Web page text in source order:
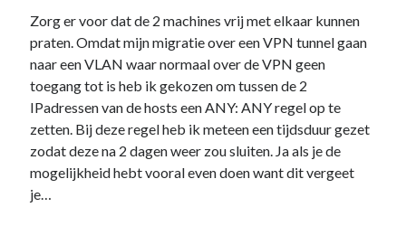
Duiken(7)
Games(1)
Tech(39)
3D Printen(2)
Google(2)
Chrome (1)
Drive(1)
Home Assistant(1)
Zorg er voor dat de 2 machines vrij met elkaar kunnen
praten. Omdat mijn migratie over een VPN tunnel gaan
naar een VLAN waar normaal over de VPN geen
toegang tot is heb ik gekozen om tussen de 2
IPadressen van de hosts een ANY: ANY regel op te
zetten. Bij deze regel heb ik meteen een tijdsduur gezet
zodat deze na 2 dagen weer zou sluiten. Ja als je de
mogelijkheid hebt vooral even doen want dit vergeet
je…